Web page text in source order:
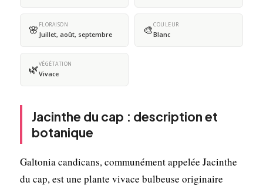
🌸 FLORAISON
Juillet, août, septembre 🎨COULEUR
Blanc
🌿VÉGÉTATION
Vivace
Jacinthe du cap : description et
botanique
Galtonia candicans, communément appelée Jacinthe
du cap, est une plante vivace bulbeuse originaire